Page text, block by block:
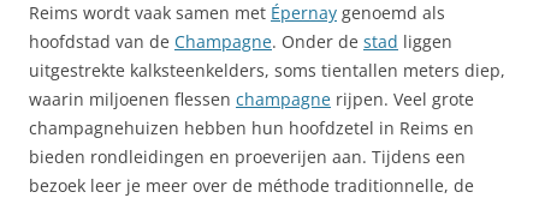
Reims wordt vaak samen met Épernay genoemd als
hoofdstad van de Champagne. Onder de stad liggen
uitgestrekte kalksteenkelders, soms tientallen meters diep,
waarin miljoenen flessen champagne rijpen. Veel grote
champagnehuizen hebben hun hoofdzetel in Reims en
bieden rondleidingen en proeverijen aan. Tijdens een
bezoek leer je meer over de méthode traditionnelle, de